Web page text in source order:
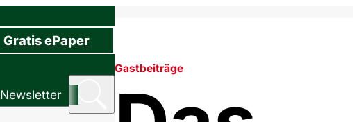
Gratis ePaper
Newsletter
Gastbeiträge